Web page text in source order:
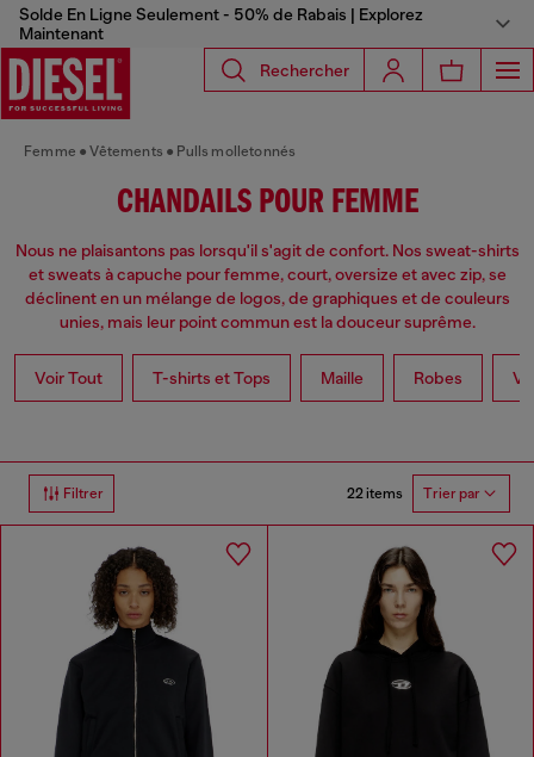
Solde En Ligne Seulement - 50% de Rabais | Explorez
Maintenant
Rechercher
Femme Vêtements Pulls molletonnés
CHANDAILS POUR FEMME
Nous ne plaisantons pas lorsqu'il s'agit de confort. Nos sweat-shirts
et sweats à capuche pour femme, court, oversize et avec zip, se
déclinent en un mélange de logos, de graphiques et de couleurs
unies, mais leur point commun est la douceur suprême.
Voir Tout T-shirts et Tops Maille Robes
Filtrer 22 items Trier par